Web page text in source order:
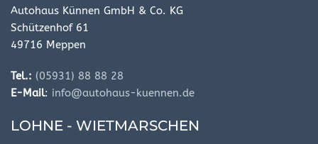
Autohaus Künnen GmbH & Co. KG
Schützenhof 61
49716 Meppen
Tel.: (05931) 88 88 28
E-Mail: info@autohaus-kuennen.de
LOHNE - WIETMARSCHEN